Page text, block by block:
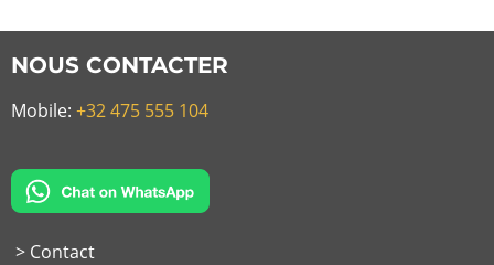
NOUS CONTACTER
Mobile: +32 475 555 104
> Contact